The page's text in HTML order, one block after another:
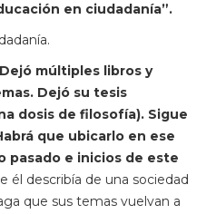
en ciudadanía”.
múltiples libros y
Dejó su tesis
dosis de filosofía). Sigue
que ubicarlo en ese
pasado e inicios de este
él describía de una sociedad
que sus temas vuelvan a